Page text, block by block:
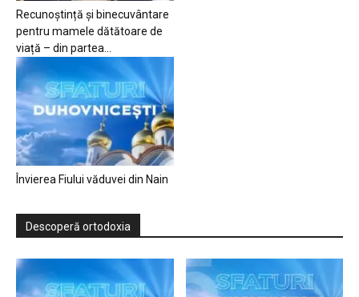
Recunoștință și binecuvântare
pentru mamele dătătoare de
viață – din partea...
Învierea Fiului văduvei din Nain
Descoperă ortodoxia